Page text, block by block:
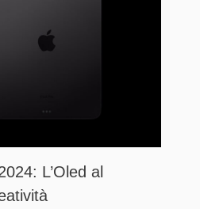
L’Oled al